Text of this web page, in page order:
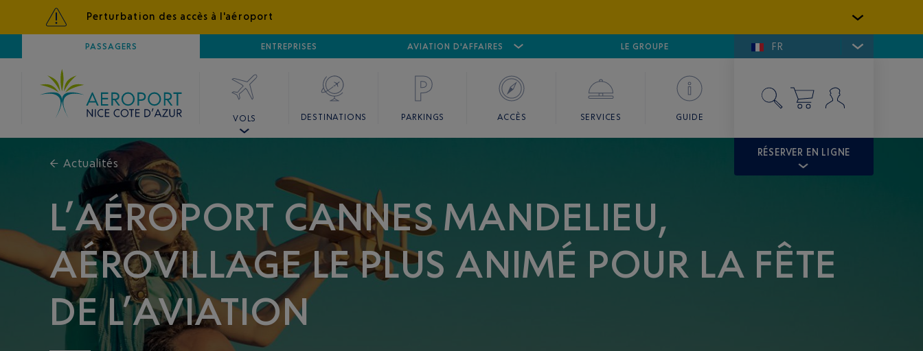
Perturbation des accès à l'aéroport
PASSAGERS ENTREPRISES AVIATION D'AFFAIRES
AÉROPORTNICE CÔTE D'AZUR AÉROPORT CANNES MANDELIEU GOLFE DE SAINT-TROPEZ
LE GROUPE FR
VOLS DESTINATIONS PARKINGS ACCÈS SERVICES GUIDE
RÉSERVER EN LIGNE
← Actualités
L’AÉROPORT CANNES MANDELIEU,
AÉROVILLAGE LE PLUS ANIMÉ POUR LA FÊTE
DE L’AVIATION